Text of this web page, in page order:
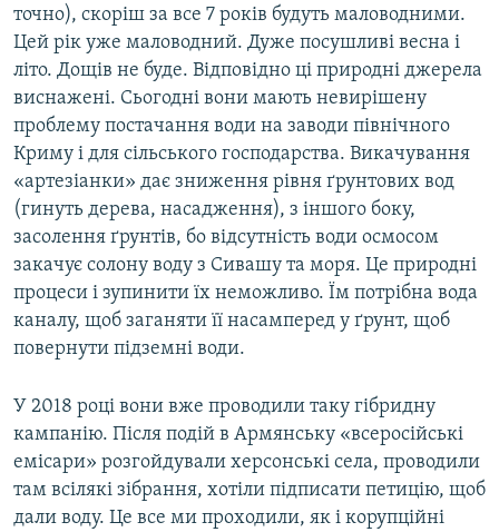
точно), скоріш за все 7 років будуть маловодними.
Цей рік уже маловодний. Дуже посушливі весна і
літо. Дощів не буде. Відповідно ці природні джерела
виснажені. Сьогодні вони мають невирішену
проблему постачання води на заводи північного
Криму і для сільського господарства. Викачування
«артезіанки» дає зниження рівня ґрунтових вод
(гинуть дерева, насадження), з іншого боку,
засолення ґрунтів, бо відсутність води осмосом
закачує солону воду з Сивашу та моря. Це природні
процеси і зупинити їх неможливо. Їм потрібна вода
каналу, щоб заганяти її насамперед у ґрунт, щоб
повернути підземні води.
У 2018 році вони вже проводили таку гібридну
кампанію. Після подій в Армянську «всеросійські
емісари» розгойдували херсонські села, проводили
там всілякі зібрання, хотіли підписати петицію, щоб
дали воду. Це все ми проходили, як і корупційні